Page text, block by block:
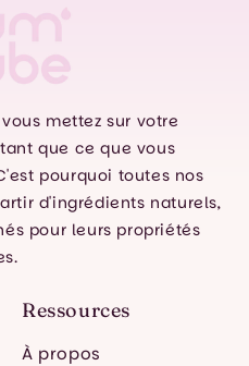
mettez sur votre
que ce que vous
pourquoi toutes nos
d'ingrédients naturels,
pour leurs propriétés
Ressources
À propos